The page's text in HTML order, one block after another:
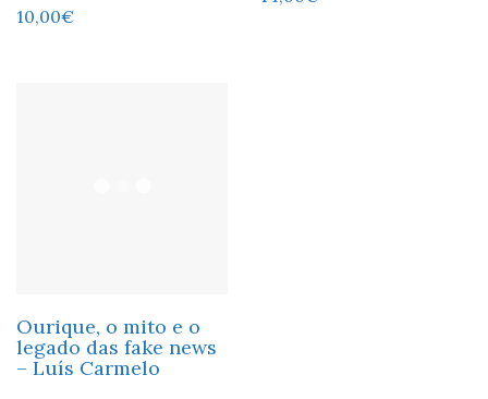
10,00€
Ourique, o mito e o
legado das fake news
– Luís Carmelo